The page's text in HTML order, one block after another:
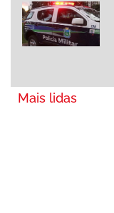
Mais lidas